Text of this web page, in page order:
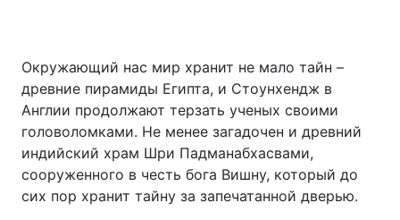
Окружающий нас мир хранит не мало тайн –
древние пирамиды Египта, и Стоунхендж в
Англии продолжают терзать ученых своими
головоломками. Не менее загадочен и древний
индийский храм Шри Падманабхасвами,
сооруженного в честь бога Вишну, который до
сих пор хранит тайну за запечатанной дверью.